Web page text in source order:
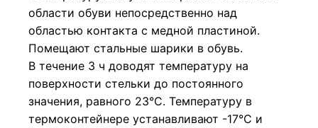
области обуви непосредственно над
областью контакта с медной пластиной.
Помещают стальные шарики в обувь.
В течение 3 ч доводят температуру на
поверхности стельки до постоянного
значения, равного 23°С. Температуру в
термоконтейнере устанавливают -17°С и